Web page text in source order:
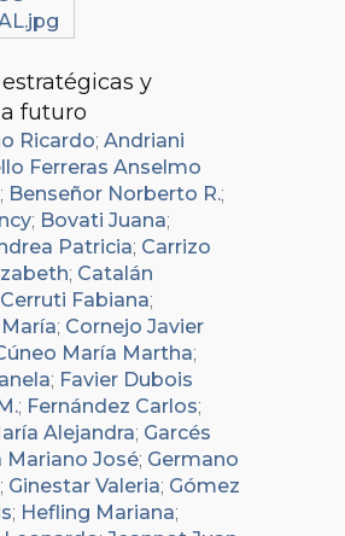
y
futuro
Ricardo; Andriani
Ferreras Anselmo
; Benseñor Norberto R.;
; Bovati Juana;
Patricia; Carrizo
; Catalán
Cerruti Fabiana;
; Cornejo Javier
María Martha;
; Favier Dubois
; Fernández Carlos;
Alejandra; Garcés
Mariano José; Germano
; Ginestar Valeria; Gómez
; Hefling Mariana;